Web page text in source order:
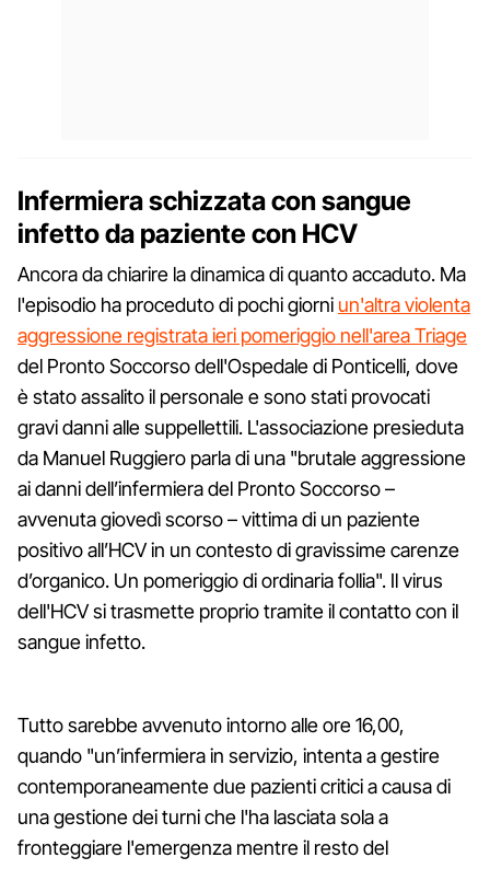
Infermiera schizzata con sangue
infetto da paziente con HCV
Ancora da chiarire la dinamica di quanto accaduto. Ma
l'episodio ha proceduto di pochi giorni un'altra violenta
aggressione registrata ieri pomeriggio nell'area Triage
del Pronto Soccorso dell'Ospedale di Ponticelli, dove
è stato assalito il personale e sono stati provocati
gravi danni alle suppellettili. L'associazione presieduta
da Manuel Ruggiero parla di una "brutale aggressione
ai danni dell’infermiera del Pronto Soccorso –
avvenuta giovedì scorso – vittima di un paziente
positivo all’HCV in un contesto di gravissime carenze
d’organico. Un pomeriggio di ordinaria follia". Il virus
dell'HCV si trasmette proprio tramite il contatto con il
sangue infetto.
Tutto sarebbe avvenuto intorno alle ore 16,00,
quando "un’infermiera in servizio, intenta a gestire
contemporaneamente due pazienti critici a causa di
una gestione dei turni che l'ha lasciata sola a
fronteggiare l'emergenza mentre il resto del